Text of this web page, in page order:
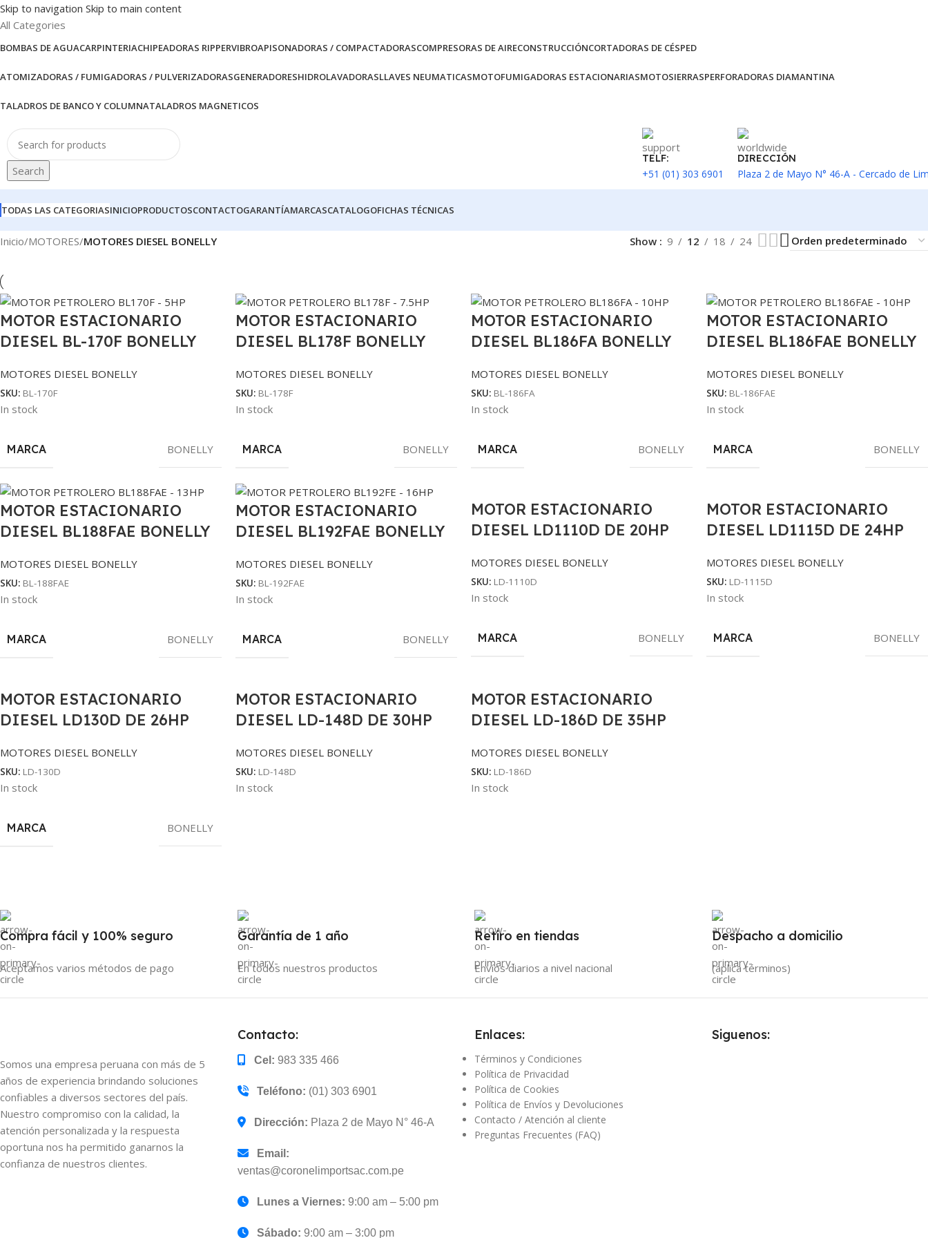
Skip to navigation Skip to main content
All Categories
BOMBAS DE AGUACARPINTERIACHIPEADORAS RIPPERVIBROAPISONADORAS / COMPACTADORASCOMPRESORAS DE AIRECONSTRUCCIÓNCORTADORAS DE CÉSPED
ATOMIZADORAS / FUMIGADORAS / PULVERIZADORASGENERADORESHIDROLAVADORASLLAVES NEUMATICASMOTOFUMIGADORAS ESTACIONARIASMOTOSIERRASPERFORADORAS DIAMANTINA
TALADROS DE BANCO Y COLUMNATALADROS MAGNETICOS
Search
TELF:
+51 (01) 303 6901
DIRECCIÓN
Plaza 2 de Mayo N° 46-A - Cercado de
TODAS LAS CATEGORIASINICIOPRODUCTOSCONTACTOGARANTÍAMARCASCATALOGOFICHAS TÉCNICAS
Inicio/MOTORES/MOTORES DIESEL BONELLY Show 9 12 18 24
MOTOR ESTACIONARIO
DIESEL BL-170F BONELLY
MOTORES DIESEL BONELLY
SKU: BL-170F
In stock
MARCA BONELLY
MOTOR ESTACIONARIO
DIESEL BL178F BONELLY
MOTORES DIESEL BONELLY
SKU: BL-178F
In stock
MARCA BONELLY
MOTOR ESTACIONARIO
DIESEL BL186FA BONELLY
MOTORES DIESEL BONELLY
SKU: BL-186FA
In stock
MARCA BONELLY
MOTOR ESTACIONARIO
DIESEL BL186FAE BONELLY
MOTORES DIESEL BONELLY
SKU: BL-186FAE
In stock
MARCA BONELLY
MOTOR ESTACIONARIO
DIESEL BL188FAE BONELLY
MOTORES DIESEL BONELLY
SKU: BL-188FAE
In stock
MARCA BONELLY
MOTOR ESTACIONARIO
DIESEL BL192FAE BONELLY
MOTORES DIESEL BONELLY
SKU: BL-192FAE
In stock
MARCA BONELLY
MOTOR ESTACIONARIO
DIESEL LD1110D DE 20HP
MOTORES DIESEL BONELLY
SKU: LD-1110D
In stock
MARCA BONELLY
MOTOR ESTACIONARIO
DIESEL LD1115D DE 24HP
MOTORES DIESEL BONELLY
SKU: LD-1115D
In stock
MARCA BONELLY
MOTOR ESTACIONARIO
DIESEL LD130D DE 26HP
MOTORES DIESEL BONELLY
SKU: LD-130D
In stock
MARCA BONELLY
MOTOR ESTACIONARIO
DIESEL LD-148D DE 30HP
MOTORES DIESEL BONELLY
SKU: LD-148D
In stock
MOTOR ESTACIONARIO
DIESEL LD-186D DE 35HP
MOTORES DIESEL BONELLY
SKU: LD-186D
In stock
Compra fácil y 100% seguro
Aceptamos varios métodos de pago
Garantía de 1 año
En todos nuestros productos
Retiro en tiendas
Envíos diarios a nivel nacional
Despacho a domicilio
(aplica términos)
Somos una empresa peruana con más de 5
años de experiencia brindando soluciones
confiables a diversos sectores del país.
Nuestro compromiso con la calidad, la
atención personalizada y la respuesta
oportuna nos ha permitido ganarnos la
confianza de nuestros clientes.
Contacto:
Cel: 983 335 466
Teléfono: (01) 303 6901
Dirección: Plaza 2 de Mayo N° 46-A
Email:
ventas@coronelimportsac.com.pe
Lunes a Viernes: 9:00 am – 5:00 pm
Sábado: 9:00 am – 3:00 pm
Enlaces:
Términos y Condiciones
Política de Privacidad
Política de Cookies
Política de Envíos y Devoluciones
Contacto / Atención al cliente
Preguntas Frecuentes (FAQ)
Siguenos: